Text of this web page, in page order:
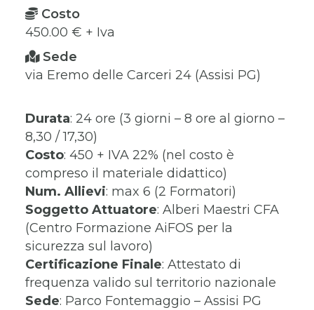
Durata: 24 ore (3 giorni – 8 ore al giorno –
8,30 / 17,30)
Costo: 450 + IVA 22% (nel costo è
compreso il materiale didattico)
Num. Allievi: max 6 (2 Formatori)
Soggetto Attuatore: Alberi Maestri CFA
(Centro Formazione AiFOS per la
sicurezza sul lavoro)
Certificazione Finale: Attestato di
frequenza valido sul territorio nazionale
Sede: Parco Fontemaggio – Assisi PG
Costo
450.00 € + Iva
Sede
via Eremo delle Carceri 24 (Assisi PG)